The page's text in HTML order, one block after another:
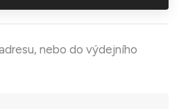
nebo do výdejního